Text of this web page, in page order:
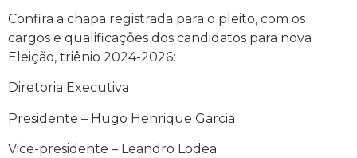
Confira a chapa registrada para o pleito, com os
cargos e qualificações dos candidatos para nova
Eleição, triênio 2024-2026:
Diretoria Executiva
Presidente – Hugo Henrique Garcia
Vice-presidente – Leandro Lodea